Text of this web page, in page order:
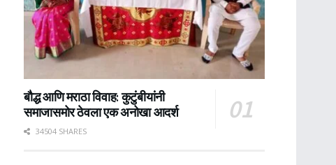
बौद्ध आणि मराठा विवाह: कुटुंबीयांनी
समाजासमोर ठेवला एक अनोखा आदर्श
34504 SHARES